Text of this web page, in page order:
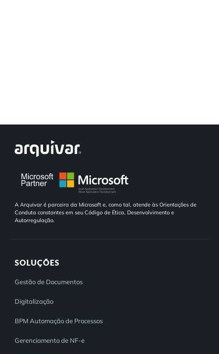
A Arquivar é parceira da Microsoft e, como tal, atende às Orientações de
Conduta constantes em seu Código de Ética, Desenvolvimento e
Autorregulação.
SOLUÇÕES
Gestão de Documentos
Digitalização
BPM Automação de Processos
Gerenciamento de NF-e